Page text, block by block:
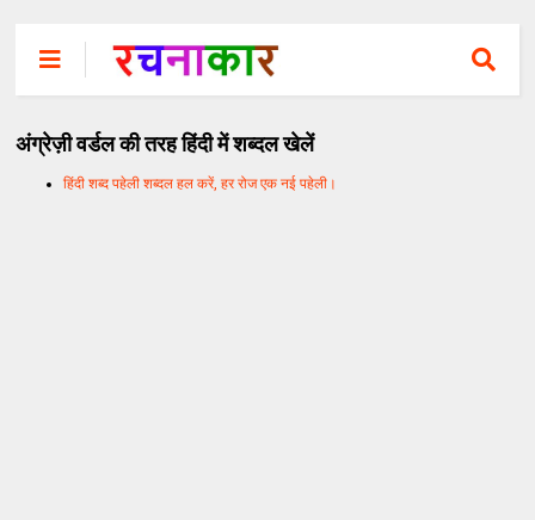
अंग्रेज़ी वर्डल की तरह हिंदी में शब्दल खेलें
हिंदी शब्द पहेली शब्दल हल करें, हर रोज एक नई पहेली।